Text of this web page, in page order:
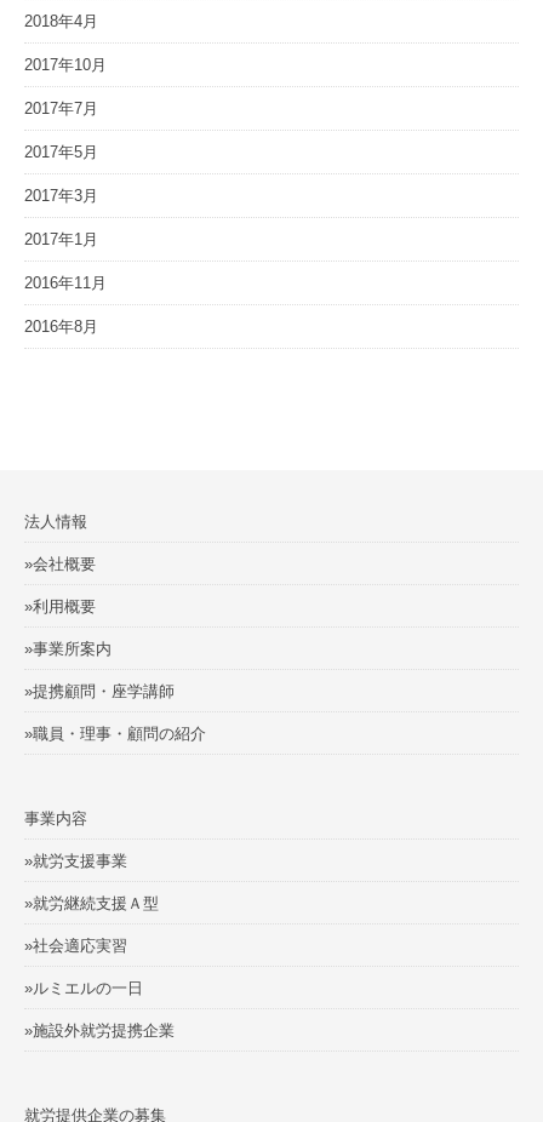
2018年4月
2017年10月
2017年7月
2017年5月
2017年3月
2017年1月
2016年11月
2016年8月
法人情報
»会社概要
»利用概要
»事業所案内
»提携顧問・座学講師
»職員・理事・顧問の紹介
事業内容
»就労支援事業
»就労継続支援Ａ型
»社会適応実習
»ルミエルの一日
»施設外就労提携企業
就労提供企業の募集